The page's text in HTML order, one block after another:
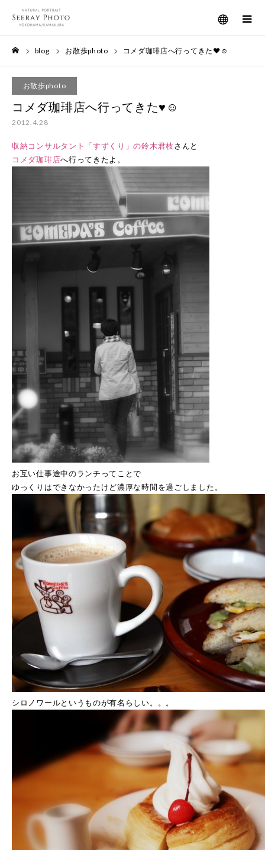
メニュー
blog お散歩photo コメダ珈琲店へ行ってきた♥☺
お散歩photo
コメダ珈琲店へ行ってきた♥☺
2012.4.28
収納コンサルタント「すずくり」の鈴木君枝さんと
コメダ珈琲店へ行ってきたよ。
お互い仕事途中のランチってことで
ゆっくりはできなかったけど濃厚な時間を過ごしました。
シロノワールというものが有名らしい。。。